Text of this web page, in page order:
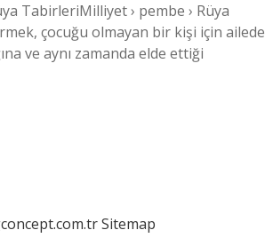
TabirleriMilliyet › pembe › Rüya
çocuğu olmayan bir kişi için ailede
ve aynı zamanda elde ettiği
Sitemap